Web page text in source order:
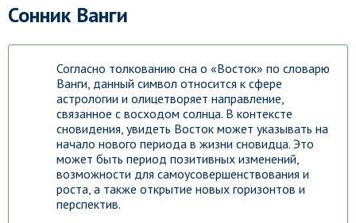
Сонник Ванги
Согласно толкованию сна о «Восток» по словарю
Ванги, данный символ относится к сфере
астрологии и олицетворяет направление,
связанное с восходом солнца. В контексте
сновидения, увидеть Восток может указывать на
начало нового периода в жизни сновидца. Это
может быть период позитивных изменений,
возможности для самоусовершенствования и
роста, а также открытие новых горизонтов и
перспектив.